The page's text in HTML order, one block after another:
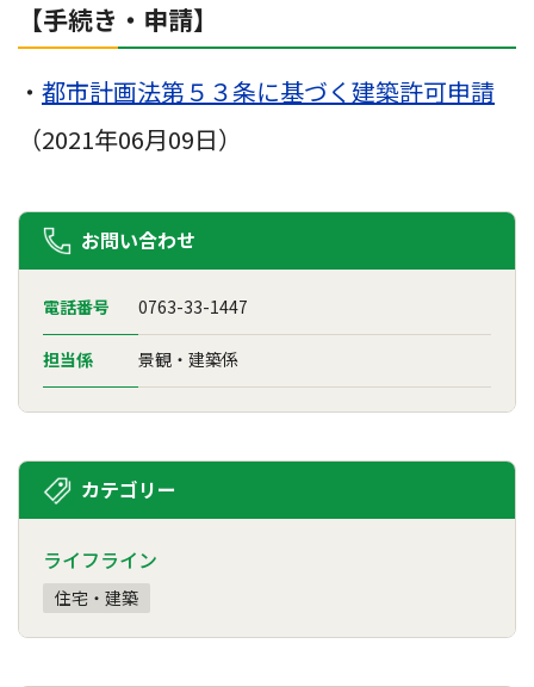
【手続き・申請】
・ 都市計画法第５３条に基づく建築許可申請
（2021年06月09日）
お問い合わせ
電話番号 0763-33-1447
担当係 景観・建築係
カテゴリー
ライフライン
住宅・建築